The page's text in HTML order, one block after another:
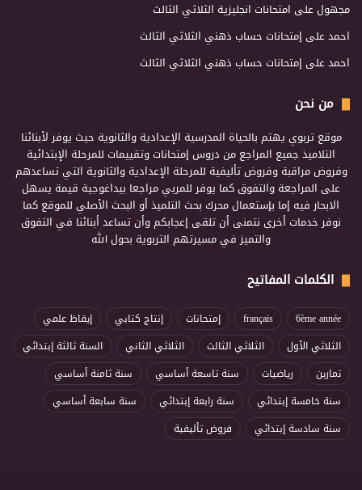
مجهولعلى امتحانات انجليزية الثلاثي الثالث
احمدعلى إمتحانات حساب ذهني الثلاثي الثالث
احمدعلى إمتحانات حساب ذهني الثلاثي الثالث
من نحن
موقع تربوي يهتم بالحياة المدرسية الإعدادية والثانوية حيث يوفر لأبنائنا
التلاميذ جميع المراجع من دروس إمتحانات وتقييمات للمرحلة الإبتدائية
وفروض مراقبة وفروض تأليفية للمرحلة الإعدادية والثانوية التي تساعدهم
على المراجعة والتفوق كما يوفر للمربي مراجعا بيداغوجية قيمة يسهل
الابحار فيه إما بإستعمال محرك بحث التلميذ أو البحث الأصلي للموقع كما
نوفر خدمات أخرى نتمنى أن تلقى إعجابكم وأن تساعد أبنائنا في التفوق
والتميز في مسيرتهم التربوية بحول الله
الكلمات المفاتيح
6ème année
français إمتحانات إنتاج كتابي
إيقاظ علمي
الثلاثي الأول
الثلاثي الثالث الثلاثي الثاني
السنة ثالثة إبتدائي
تمارين
رياضيات سنة تاسعة أساسي
سنة ثامنة أساسي
سنة خامسة إبتدائي
سنة رابعة إبتدائي
سنة سابعة أساسي
سنة سادسة إبتدائي
فروض تأليفية